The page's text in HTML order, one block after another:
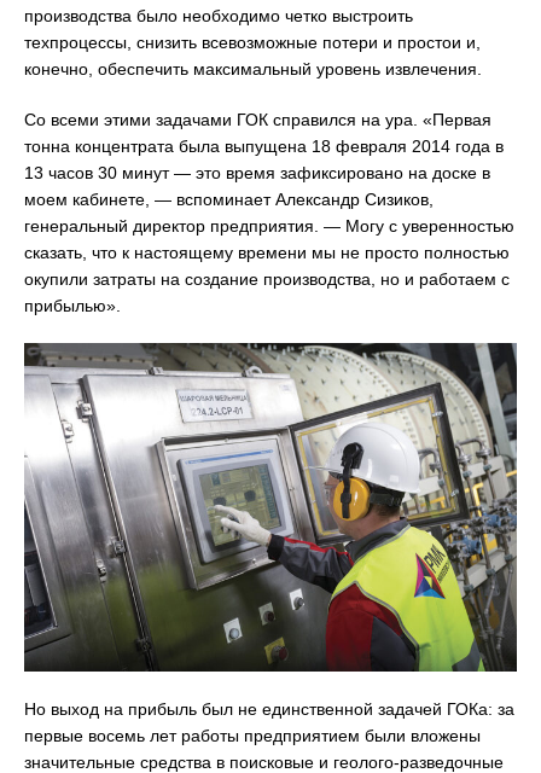
производства было необходимо четко выстроить
техпроцессы, снизить всевозможные потери и простои и,
конечно, обеспечить максимальный уровень извлечения.
Со всеми этими задачами ГОК справился на ура. «Первая
тонна концентрата была выпущена 18 февраля 2014 года в
13 часов 30 минут — это время зафиксировано на доске в
моем кабинете, — вспоминает Александр Сизиков,
генеральный директор предприятия. — Могу с уверенностью
сказать, что к настоящему времени мы не просто полностью
окупили затраты на создание производства, но и работаем с
прибылью».
Но выход на прибыль был не единственной задачей ГОКа: за
первые восемь лет работы предприятием были вложены
значительные средства в поисковые и геолого-разведочные